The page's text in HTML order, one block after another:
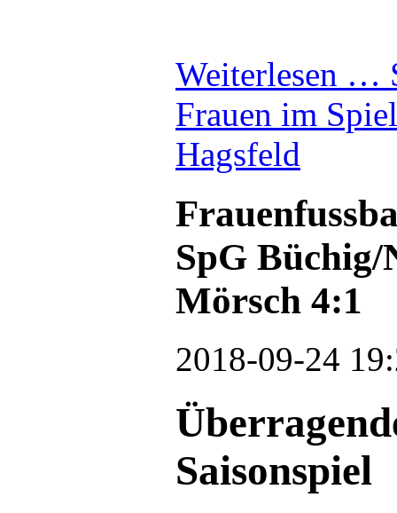
Weiterlesen …
Frauen im
Hagsfeld
SpG Büchig/
Mörsch 4:1
2018-09-24
Saisonspiel